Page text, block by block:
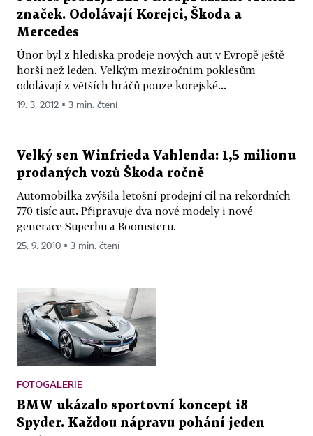
značek. Odolávají Korejci, Škoda a
Mercedes
Únor byl z hlediska prodeje nových aut v Evropě ještě
horší než leden. Velkým meziročním poklesům
odolávají z větších hráčů pouze korejské...
19. 3. 2012 ▪ 3 min. čtení
Velký sen Winfrieda Vahlenda: 1,5 milionu
prodaných vozů Škoda ročně
Automobilka zvýšila letošní prodejní cíl na rekordních
770 tisíc aut. Připravuje dva nové modely i nové
generace Superbu a Roomsteru.
25. 9. 2010 ▪ 3 min. čtení
FOTOGALERIE
BMW ukázalo sportovní koncept i8
Spyder. Každou nápravu pohání jeden